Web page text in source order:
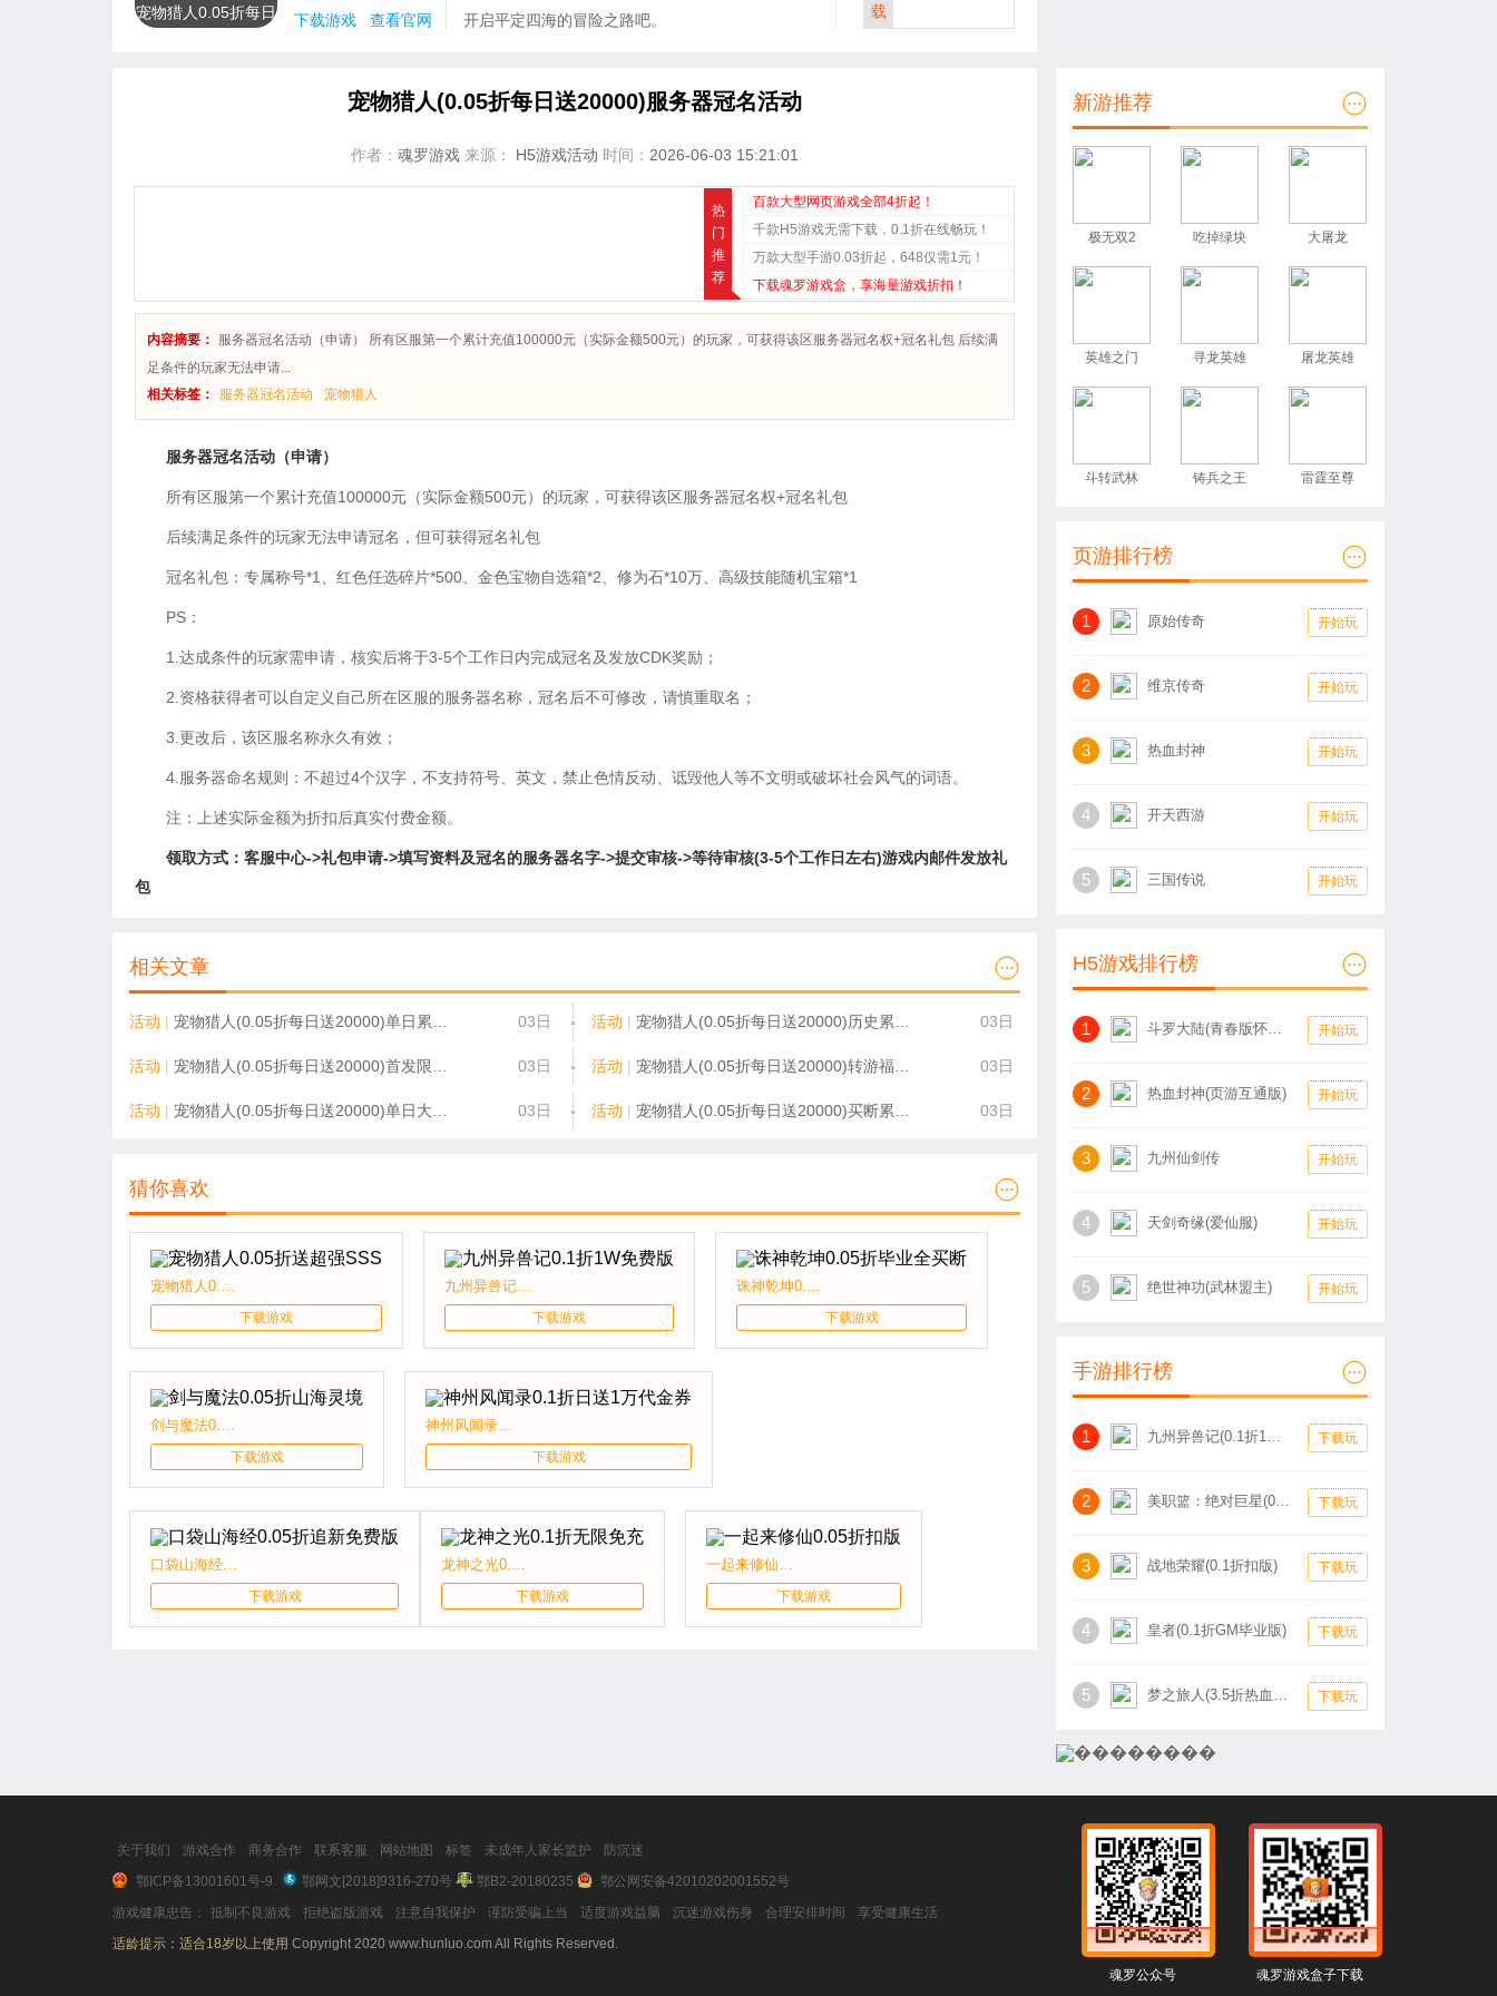
宠物猎人0.05折每日
下载游戏 查看官网 开启平定四海的冒险之路吧。 载
宠物猎人(0.05折每日送20000)服务器冠名活动
作者： 魂罗游戏 来源： H5游戏活动 时间： 2026-06-03 15:21:01
热
门
推
荐
百款大型网页游戏全部4折起！
千款H5游戏无需下载，0.1折在线畅玩！
万款大型手游0.03折起，648仅需1元！
下载魂罗游戏盒，享海量游戏折扣！
内容摘要：
服务器冠名活动（申请） 所有区服第一个累计充值100000元（实际金额500元）的玩家，可获得该区服务器冠名权+冠名礼包 后续满
足条件的玩家无法申请...
相关标签：
服务器冠名活动 宠物猎人
服务器冠名活动（申请）
所有区服第一个累计充值100000元（实际金额500元）的玩家，可获得该区服务器冠名权+冠名礼包
后续满足条件的玩家无法申请冠名，但可获得冠名礼包
冠名礼包：专属称号*1、红色任选碎片*500、金色宝物自选箱*2、修为石*10万、高级技能随机宝箱*1
PS：
1.达成条件的玩家需申请，核实后将于3-5个工作日内完成冠名及发放CDK奖励；
2.资格获得者可以自定义自己所在区服的服务器名称，冠名后不可修改，请慎重取名；
3.更改后，该区服名称永久有效；
4.服务器命名规则：不超过4个汉字，不支持符号、英文，禁止色情反动、诋毁他人等不文明或破坏社会风气的词语。
注：上述实际金额为折扣后真实付费金额。
领取方式：客服中心->礼包申请->填写资料及冠名的服务器名字->提交审核->等待审核(3-5个工作日左右)游戏内邮件发放礼
包
相关文章
活动 | 03日 活动 | 03日
活动 | 03日 活动 | 03日
活动 | 03日 活动 | 03日
猜你喜欢
宠物猎人0.05折送超强SSS
下载游戏
九州异兽记0.1折1W免费版
下载游戏
诛神乾坤0.05折毕业全买断
下载游戏
剑与魔法0.05折山海灵境
下载游戏
神州风闻录0.1折日送1万代金券
下载游戏
口袋山海经0.05折追新免费版
下载游戏
龙神之光0.1折无限免充
下载游戏
一起来修仙0.05折扣版
下载游戏
新游推荐
极无双2 吃掉绿块 大屠龙
英雄之门 寻龙英雄 屠龙英雄
斗转武林 铸兵之王 雷霆至尊
页游排行榜
1 原始传奇 开始玩
2 维京传奇 开始玩
3 热血封神 开始玩
4 开天西游 开始玩
5 三国传说 开始玩
H5游戏排行榜
1 斗罗大陆(青春版怀旧服) 开始玩
2 热血封神(页游互通版) 开始玩
3 九州仙剑传 开始玩
4 天剑奇缘(爱仙服) 开始玩
5 绝世神功(武林盟主) 开始玩
手游排行榜
1 九州异兽记(0.1折1W免费版) 下载玩
2 美职篮：绝对巨星(0.1折卡牌) 下载玩
3 战地荣耀(0.1折扣版) 下载玩
4 皇者(0.1折GM毕业版) 下载玩
5 梦之旅人(3.5折热血霸业) 下载玩
关于我们 游戏合作 商务合作 联系客服 网站地图 标签 未成年人家长监护
防沉迷
鄂ICP备13001601号-9
鄂网文[2018]9316-270号 鄂B2-20180235
鄂公网安备42010202001552号
游戏健康忠告：
抵制不良游戏 拒绝盗版游戏 注意自我保护 谨防受骗上当 适度游戏益脑 沉迷游戏伤身 合理安排时间
享受健康生活
适龄提示：适合18岁以上使用 Copyright 2020 www.hunluo.com All Rights Reserved.
魂罗公众号
魂罗游戏盒子下载